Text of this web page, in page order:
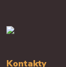
Kontakty